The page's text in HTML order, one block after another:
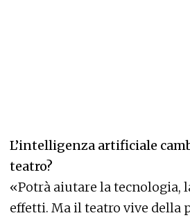
L’intelligenza artificiale
teatro?
«Potrà aiutare la tecnologia,
effetti. Ma il teatro vive della